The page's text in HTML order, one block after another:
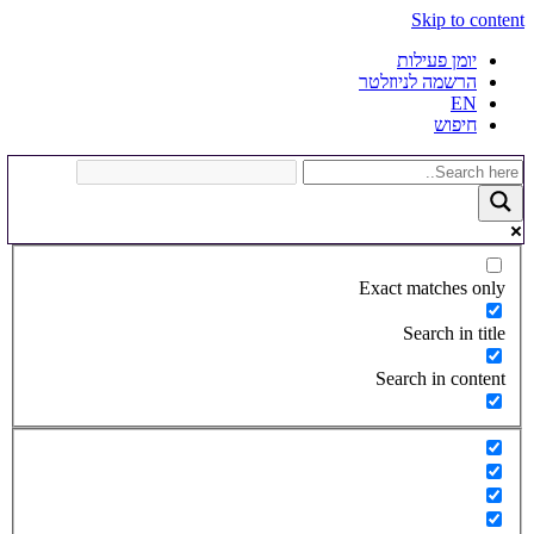
Skip to content
יומן פעילות
הרשמה לניוזלטר
EN
חיפוש
Exact matches only
Search in title
Search in content